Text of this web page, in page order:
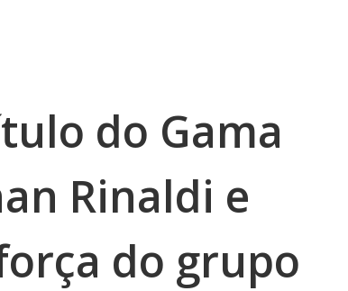
do Gama
Rinaldi e
do grupo